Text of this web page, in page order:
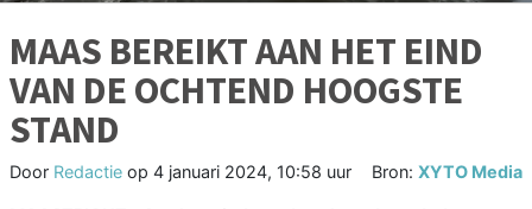
MAAS BEREIKT AAN HET EIND
VAN DE OCHTEND HOOGSTE
STAND
Door Redactie op 4 januari 2024, 10:58 uur Bron: XYTO Media